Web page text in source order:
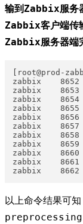
输到Zabbix服务
Zabbix客户端传
Zabbix服务器端
[root@prod-
zabbix
zabbix
zabbix
zabbix
zabbix
zabbix
zabbix
zabbix
zabbix
zabbix
zabbix
以上命令结果可
preprocessing